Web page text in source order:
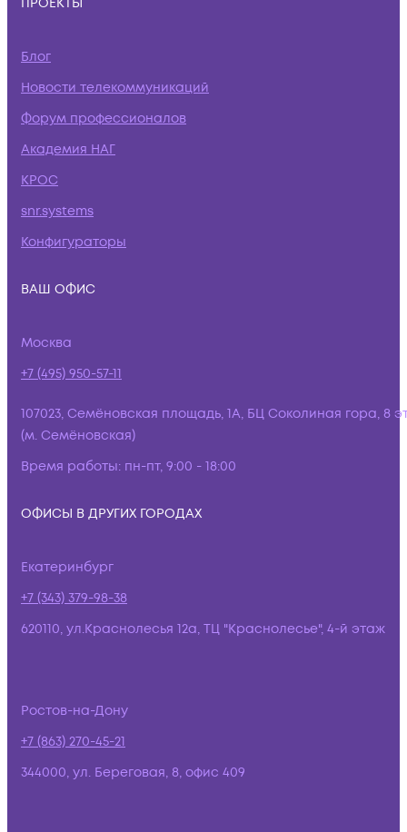
Блог
Новости телекоммуникаций
Форум профессионалов
Академия НАГ
КРОС
snr.systems
Конфигураторы
ВАШ ОФИС
Москва
+7 (495) 950-57-11
107023, Семёновская площадь, 1А, БЦ Соколиная гора, 8
(м. Семёновская)
Время работы: пн-пт, 9:00 - 18:00
ОФИСЫ В ДРУГИХ ГОРОДАХ
Екатеринбург
+7 (343) 379-98-38
620110, ул.Краснолесья 12а, ТЦ "Краснолесье", 4-й этаж
Ростов-на-Дону
+7 (863) 270-45-21
344000, ул. Береговая, 8, офис 409